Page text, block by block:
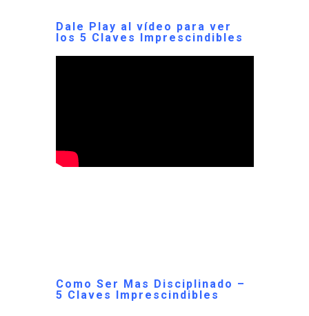
Dale Play al vídeo para ver
los 5 Claves Imprescindibles
Como Ser Mas Disciplinado –
5 Claves Imprescindibles